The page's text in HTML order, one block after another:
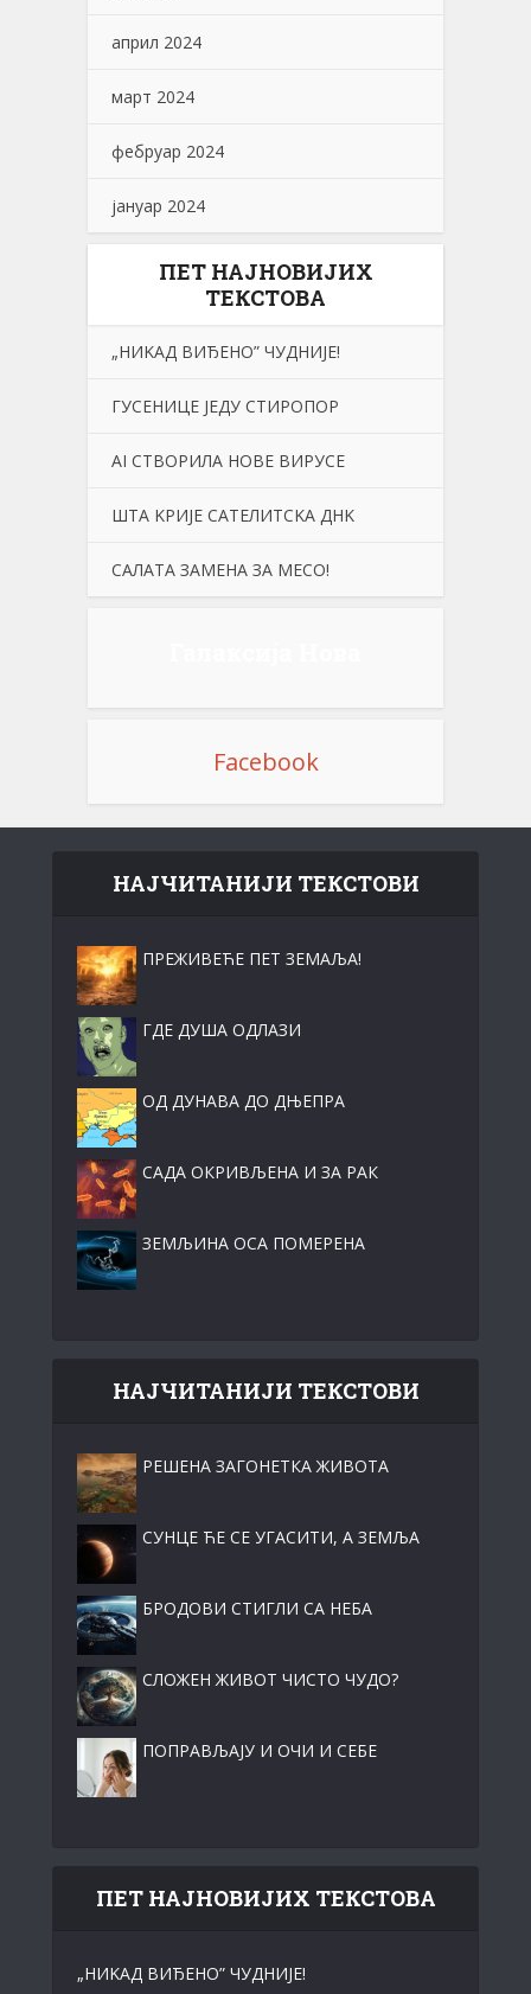
април 2024
март 2024
фебруар 2024
јануар 2024
ПЕТ НАЈНОВИЈИХ
ТЕКСТОВА
„НИKАД ВИЂЕНО” ЧУДНИЈЕ!
ГУСЕНИЦЕ ЈЕДУ СТИРОПОР
АI СТВОРИЛА НОВЕ ВИРУСЕ
ШТА KРИЈЕ САТЕЛИТСKА ДНK
САЛАТА ЗАМЕНА ЗА МЕСО!
Facebook
НАЈЧИТАНИЈИ ТЕКСТОВИ
ПРЕЖИВЕЋЕ ПЕТ ЗЕМАЉА!
ГДЕ ДУША ОДЛАЗИ
ОД ДУНАВА ДО ДЊЕПРА
САДА ОКРИВЉЕНА И ЗА РАК
ЗЕМЉИНА ОСА ПОМЕРЕНА
НАЈЧИТАНИЈИ ТЕКСТОВИ
РЕШЕНА ЗАГОНЕТКА ЖИВОТА
СУНЦЕ ЋЕ СЕ УГАСИТИ, А ЗЕМЉА
БРОДОВИ СТИГЛИ СА НЕБА
СЛОЖЕН ЖИВОТ ЧИСТО ЧУДО?
ПОПРАВЉАЈУ И ОЧИ И СЕБЕ
ПЕТ НАЈНОВИЈИХ ТЕКСТОВА
„НИKАД ВИЂЕНО” ЧУДНИЈЕ!